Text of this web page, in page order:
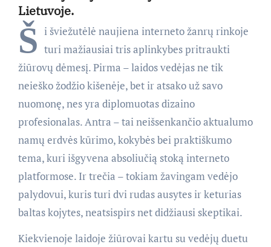
Lietuvoje.
Š i šviežutėlė naujiena interneto žanrų rinkoje
turi mažiausiai tris aplinkybes pritraukti
žiūrovų dėmesį. Pirma – laidos vedėjas ne tik
neieško žodžio kišenėje, bet ir atsako už savo
nuomonę, nes yra diplomuotas dizaino
profesionalas. Antra – tai neišsenkančio aktualumo
namų erdvės kūrimo, kokybės bei praktiškumo
tema, kuri išgyvena absoliučią stoką interneto
platformose. Ir trečia – tokiam žavingam vedėjo
palydovui, kuris turi dvi rudas ausytes ir keturias
baltas kojytes, neatsispirs net didžiausi skeptikai.
Kiekvienoje laidoje žiūrovai kartu su vedėjų duetu